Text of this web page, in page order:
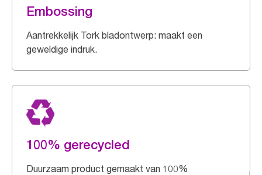
Embossing
Aantrekkelijk Tork bladontwerp: maakt een
geweldige indruk.
100% gerecycled
Duurzaam product gemaakt van 100%